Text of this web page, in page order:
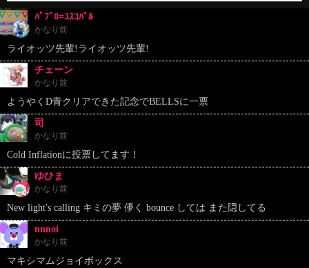
ﾊﾟﾌﾞﾛ=ﾕｽｺﾊﾞﾙ
かなり前
ライオッツ先輩!ライオッツ先輩!
チェーン
かなり前
ようやくD青クリアできた記念でBELLSに一票
司
かなり前
Cold Inflationに投票してます！
ゆひま
かなり前
New light's calling キミの夢 儚く bounce しては また隠してる
nnnoi
かなり前
マキシマムジョイボックス